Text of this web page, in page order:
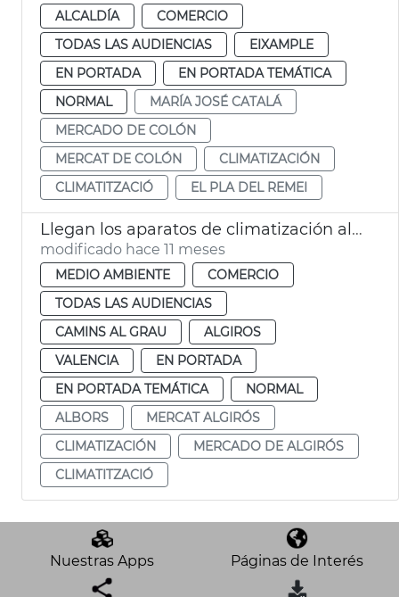
ALCALDÍA
COMERCIO
TODAS LAS AUDIENCIAS
EIXAMPLE
EN PORTADA
EN PORTADA TEMÁTICA
NORMAL
MARÍA JOSÉ CATALÁ
MERCADO DE COLÓN
MERCAT DE COLÓN
CLIMATIZACIÓN
CLIMATITZACIÓ
EL PLA DEL REMEI
Llegan los aparatos de climatización al Mercado de Algirós
modificado hace 11 meses
MEDIO AMBIENTE
COMERCIO
TODAS LAS AUDIENCIAS
CAMINS AL GRAU
ALGIROS
VALENCIA
EN PORTADA
EN PORTADA TEMÁTICA
NORMAL
ALBORS
MERCAT ALGIRÓS
CLIMATIZACIÓN
MERCADO DE ALGIRÓS
CLIMATITZACIÓ
Nuestras Apps Páginas de Interés